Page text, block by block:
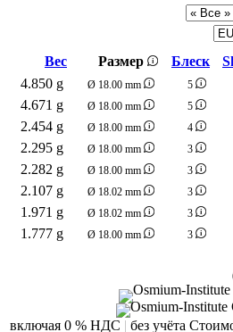
Вес Размер Блеск
4.850 g
Ø 18.00 mm 5
4.671 g
Ø 18.00 mm 5
2.454 g
Ø 18.00 mm 4
2.295 g
Ø 18.00 mm 3
2.282 g
Ø 18.00 mm 3
2.107 g
Ø 18.02 mm 3
1.971 g
Ø 18.02 mm 3
1.777 g
Ø 18.00 mm 3
включая 0 % НДС | без учёта